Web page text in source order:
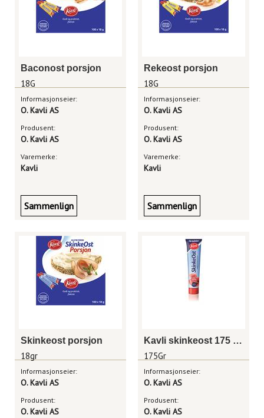
Baconost porsjon
18G
Informasjonseier:
O. Kavli AS
Produsent:
O. Kavli AS
Varemerke:
Kavli
Sammenlign
Rekeost porsjon
18G
Informasjonseier:
O. Kavli AS
Produsent:
O. Kavli AS
Varemerke:
Kavli
Sammenlign
Skinkeost porsjon
18gr
Informasjonseier:
O. Kavli AS
Produsent:
O. Kavli AS
Kavli skinkeost 175 gram tube
175Gr
Informasjonseier:
O. Kavli AS
Produsent:
O. Kavli AS